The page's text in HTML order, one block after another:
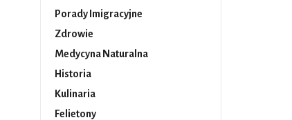
Porady Imigracyjne
Zdrowie
Medycyna Naturalna
Historia
Kulinaria
Felietony